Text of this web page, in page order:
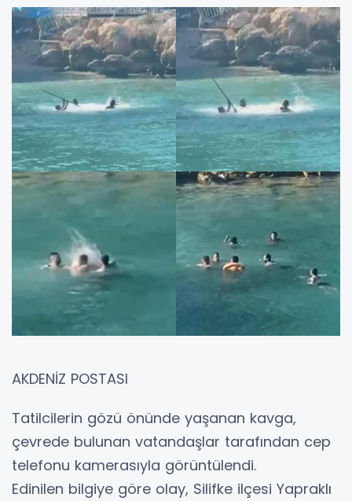
AKDENİZ POSTASI
Tatilcilerin gözü önünde yaşanan kavga,
çevrede bulunan vatandaşlar tarafından cep
telefonu kamerasıyla görüntülendi.
Edinilen bilgiye göre olay, Silifke ilçesi Yapraklı